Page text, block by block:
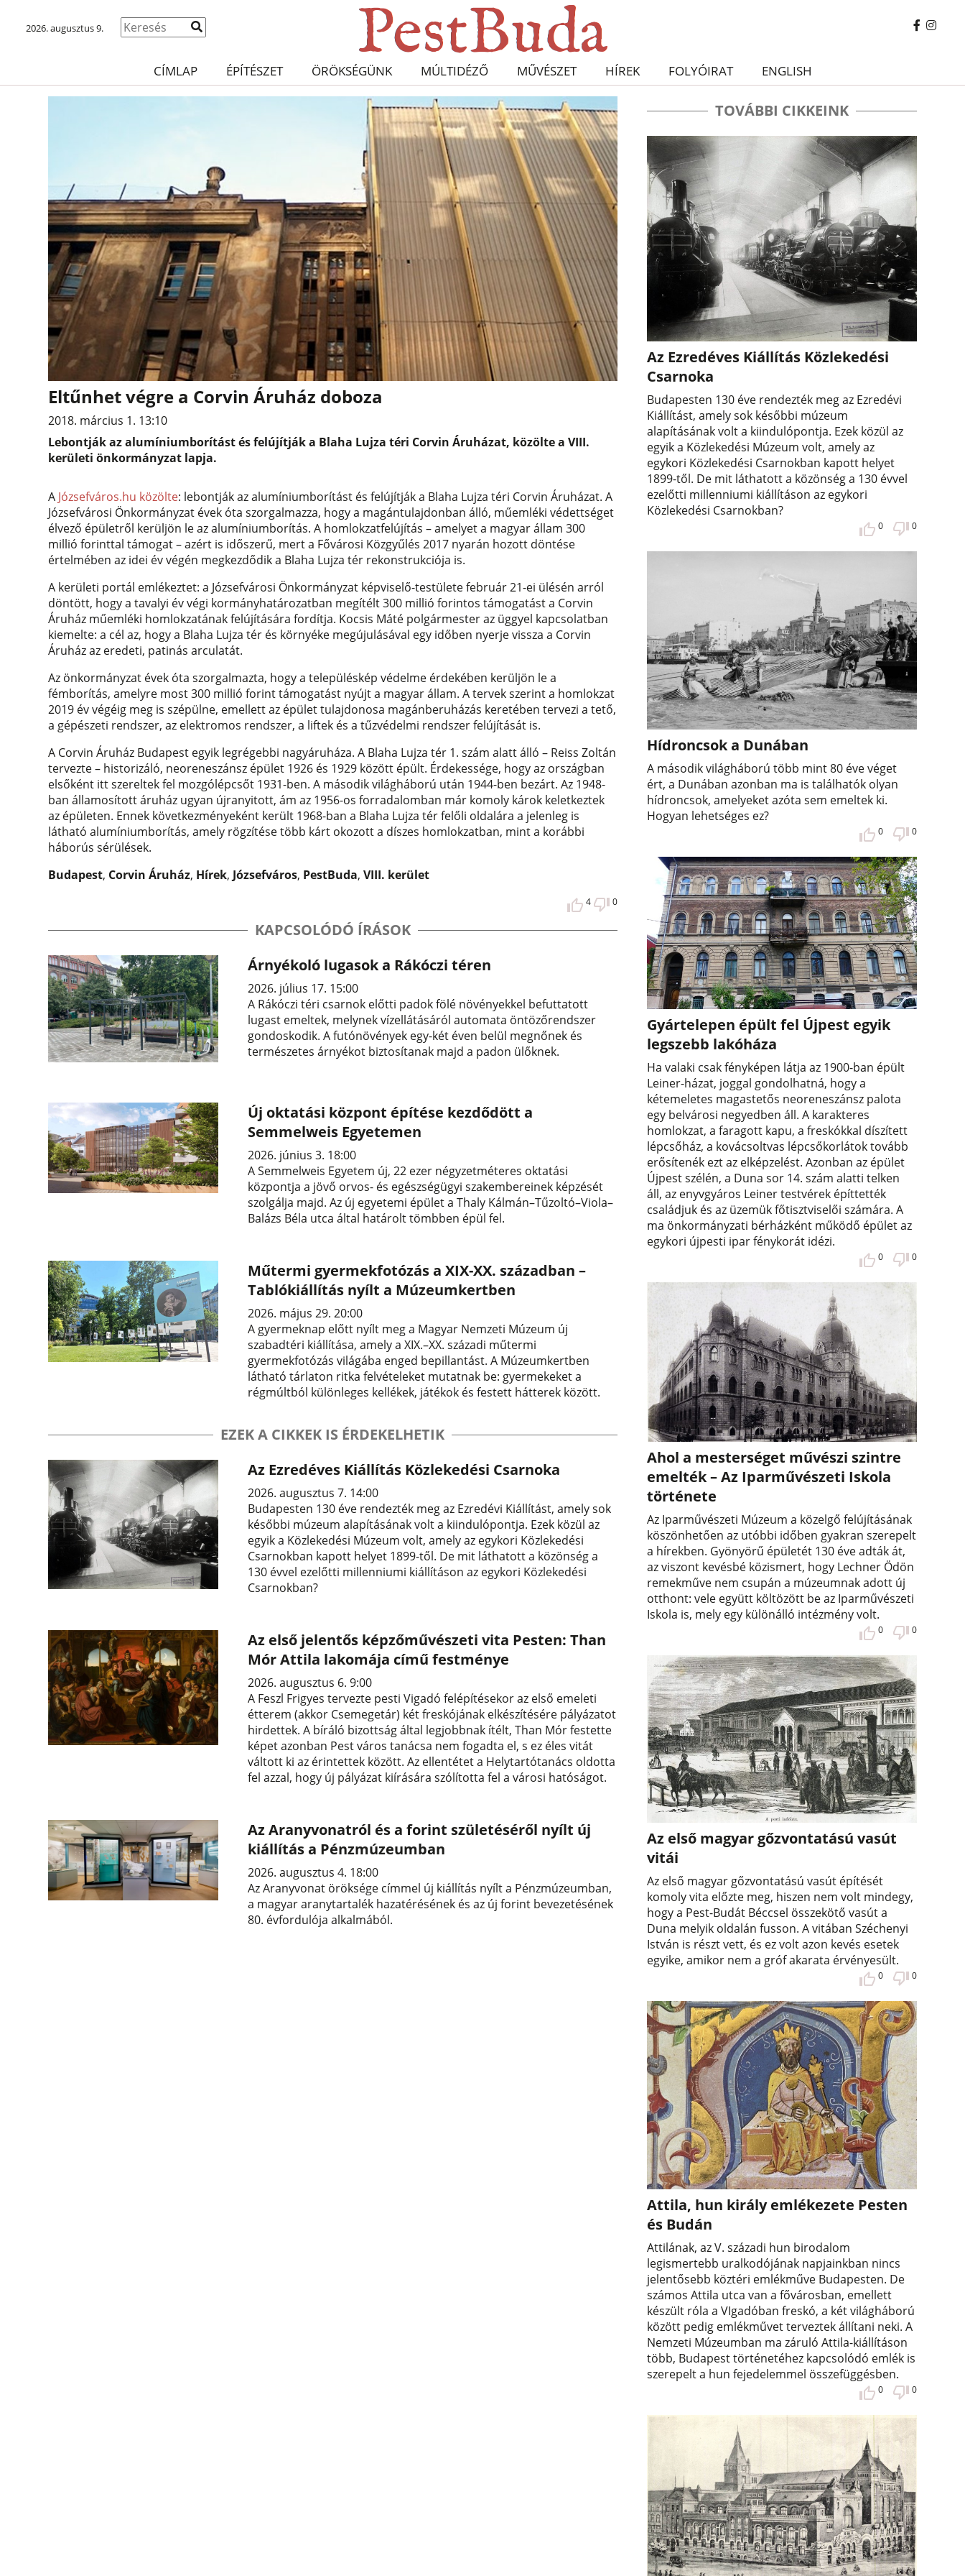
2026. augusztus 9.
CÍMLAP ÉPÍTÉSZET ÖRÖKSÉGÜNK MÚLTIDÉZŐ MŰVÉSZET HÍREK FOLYÓIRAT ENGLISH
Eltűnhet végre a Corvin Áruház doboza
2018. március 1. 13:10
Lebontják az alumíniumborítást és felújítják a Blaha Lujza téri Corvin Áruházat, közölte a VIII.
kerületi önkormányzat lapja.
A Józsefváros.hu közölte: lebontják az alumíniumborítást és felújítják a Blaha Lujza téri Corvin Áruházat. A
Józsefvárosi Önkormányzat évek óta szorgalmazza, hogy a magántulajdonban álló, műemléki védettséget
élvező épületről kerüljön le az alumíniumborítás. A homlokzatfelújítás – amelyet a magyar állam 300
millió forinttal támogat – azért is időszerű, mert a Fővárosi Közgyűlés 2017 nyarán hozott döntése
értelmében az idei év végén megkezdődik a Blaha Lujza tér rekonstrukciója is.
A kerületi portál emlékeztet: a Józsefvárosi Önkormányzat képviselő-testülete február 21-ei ülésén arról
döntött, hogy a tavalyi év végi kormányhatározatban megítélt 300 millió forintos támogatást a Corvin
Áruház műemléki homlokzatának felújítására fordítja. Kocsis Máté polgármester az üggyel kapcsolatban
kiemelte: a cél az, hogy a Blaha Lujza tér és környéke megújulásával egy időben nyerje vissza a Corvin
Áruház az eredeti, patinás arculatát.
Az önkormányzat évek óta szorgalmazta, hogy a településkép védelme érdekében kerüljön le a
fémborítás, amelyre most 300 millió forint támogatást nyújt a magyar állam. A tervek szerint a homlokzat
2019 év végéig meg is szépülne, emellett az épület tulajdonosa magánberuházás keretében tervezi a tető,
a gépészeti rendszer, az elektromos rendszer, a liftek és a tűzvédelmi rendszer felújítását is.
A Corvin Áruház Budapest egyik legrégebbi nagyáruháza. A Blaha Lujza tér 1. szám alatt álló – Reiss Zoltán
tervezte – historizáló, neoreneszánsz épület 1926 és 1929 között épült. Érdekessége, hogy az országban
elsőként itt szereltek fel mozgólépcsőt 1931-ben. A második világháború után 1944-ben bezárt. Az 1948-
ban államosított áruház ugyan újranyitott, ám az 1956-os forradalomban már komoly károk keletkeztek
az épületen. Ennek következményeként került 1968-ban a Blaha Lujza tér felőli oldalára a jelenleg is
látható alumíniumborítás, amely rögzítése több kárt okozott a díszes homlokzatban, mint a korábbi
háborús sérülések.
Budapest, Corvin Áruház, Hírek, Józsefváros, PestBuda,VIII. kerület
4 0
KAPCSOLÓDÓ ÍRÁSOK
Árnyékoló lugasok a Rákóczi téren
2026. július 17. 15:00
A Rákóczi téri csarnok előtti padok fölé növényekkel befuttatott
lugast emeltek, melynek vízellátásáról automata öntözőrendszer
gondoskodik. A futónövények egy-két éven belül megnőnek és
természetes árnyékot biztosítanak majd a padon ülőknek.
Új oktatási központ építése kezdődött a
Semmelweis Egyetemen
2026. június 3. 18:00
A Semmelweis Egyetem új, 22 ezer négyzetméteres oktatási
központja a jövő orvos- és egészségügyi szakembereinek képzését
szolgálja majd. Az új egyetemi épület a Thaly Kálmán–Tűzoltó–Viola–
Balázs Béla utca által határolt tömbben épül fel.
Műtermi gyermekfotózás a XIX-XX. században –
Tablókiállítás nyílt a Múzeumkertben
2026. május 29. 20:00
A gyermeknap előtt nyílt meg a Magyar Nemzeti Múzeum új
szabadtéri kiállítása, amely a XIX.–XX. századi műtermi
gyermekfotózás világába enged bepillantást. A Múzeumkertben
látható tárlaton ritka felvételeket mutatnak be: gyermekeket a
régmúltból különleges kellékek, játékok és festett hátterek között.
EZEK A CIKKEK IS ÉRDEKELHETIK
Az Ezredéves Kiállítás Közlekedési Csarnoka
2026. augusztus 7. 14:00
Budapesten 130 éve rendezték meg az Ezredévi Kiállítást, amely sok
későbbi múzeum alapításának volt a kiindulópontja. Ezek közül az
egyik a Közlekedési Múzeum volt, amely az egykori Közlekedési
Csarnokban kapott helyet 1899-től. De mit láthatott a közönség a
130 évvel ezelőtti millenniumi kiállításon az egykori Közlekedési
Csarnokban?
Az első jelentős képzőművészeti vita Pesten: Than
Mór Attila lakomája című festménye
2026. augusztus 6. 9:00
A Feszl Frigyes tervezte pesti Vigadó felépítésekor az első emeleti
étterem (akkor Csemegetár) két freskójának elkészítésére pályázatot
hirdettek. A bíráló bizottság által legjobbnak ítélt, Than Mór festette
képet azonban Pest város tanácsa nem fogadta el, s ez éles vitát
váltott ki az érintettek között. Az ellentétet a Helytartótanács oldotta
fel azzal, hogy új pályázat kiírására szólította fel a városi hatóságot.
Az Aranyvonatról és a forint születéséről nyílt új
kiállítás a Pénzmúzeumban
2026. augusztus 4. 18:00
Az Aranyvonat öröksége címmel új kiállítás nyílt a Pénzmúzeumban,
a magyar aranytartalék hazatérésének és az új forint bevezetésének
80. évfordulója alkalmából.
TOVÁBBI CIKKEINK
Az Ezredéves Kiállítás Közlekedési
Csarnoka
Budapesten 130 éve rendezték meg az Ezredévi
Kiállítást, amely sok későbbi múzeum
alapításának volt a kiindulópontja. Ezek közül az
egyik a Közlekedési Múzeum volt, amely az
egykori Közlekedési Csarnokban kapott helyet
1899-től. De mit láthatott a közönség a 130 évvel
ezelőtti millenniumi kiállításon az egykori
Közlekedési Csarnokban?
0 0
Hídroncsok a Dunában
A második világháború több mint 80 éve véget
ért, a Dunában azonban ma is találhatók olyan
hídroncsok, amelyeket azóta sem emeltek ki.
Hogyan lehetséges ez?
0 0
Gyártelepen épült fel Újpest egyik
legszebb lakóháza
Ha valaki csak fényképen látja az 1900-ban épült
Leiner-házat, joggal gondolhatná, hogy a
kétemeletes magastetős neoreneszánsz palota
egy belvárosi negyedben áll. A karakteres
homlokzat, a faragott kapu, a freskókkal díszített
lépcsőház, a kovácsoltvas lépcsőkorlátok tovább
erősítenék ezt az elképzelést. Azonban az épület
Újpest szélén, a Duna sor 14. szám alatti telken
áll, az enyvgyáros Leiner testvérek építtették
családjuk és az üzemük főtisztviselői számára. A
ma önkormányzati bérházként működő épület az
egykori újpesti ipar fénykorát idézi.
0 0
Ahol a mesterséget művészi szintre
emelték – Az Iparművészeti Iskola
története
Az Iparművészeti Múzeum a közelgő felújításának
köszönhetően az utóbbi időben gyakran szerepelt
a hírekben. Gyönyörű épületét 130 éve adták át,
az viszont kevésbé közismert, hogy Lechner Ödön
remekműve nem csupán a múzeumnak adott új
otthont: vele együtt költözött be az Iparművészeti
Iskola is, mely egy különálló intézmény volt.
0 0
Az első magyar gőzvontatású vasút
vitái
Az első magyar gőzvontatású vasút építését
komoly vita előzte meg, hiszen nem volt mindegy,
hogy a Pest-Budát Béccsel összekötő vasút a
Duna melyik oldalán fusson. A vitában Széchenyi
István is részt vett, és ez volt azon kevés esetek
egyike, amikor nem a gróf akarata érvényesült.
0 0
Attila, hun király emlékezete Pesten
és Budán
Attilának, az V. századi hun birodalom
legismertebb uralkodójának napjainkban nincs
jelentősebb köztéri emlékműve Budapesten. De
számos Attila utca van a fővárosban, emellett
készült róla a VIgadóban freskó, a két világháború
között pedig emlékművet terveztek állítani neki. A
Nemzeti Múzeumban ma záruló Attila-kiállításon
több, Budapest történetéhez kapcsolódó emlék is
szerepelt a hun fejedelemmel összefüggésben.
0 0